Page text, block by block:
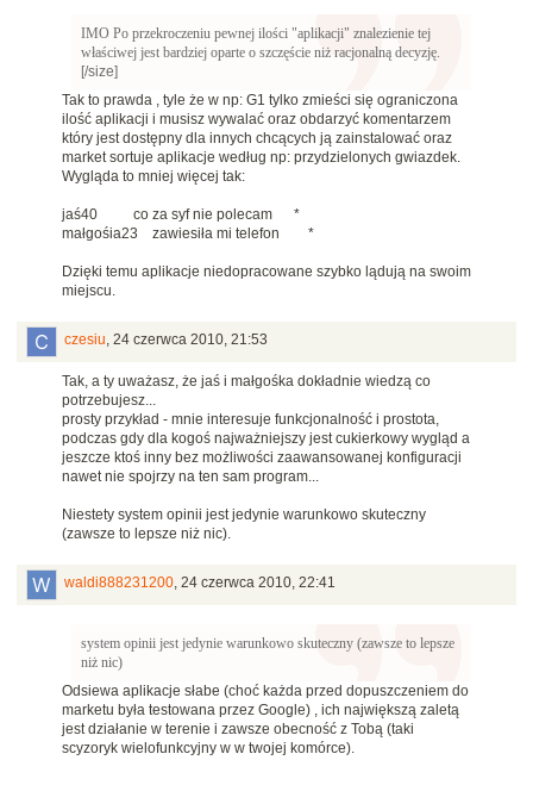
IMO Po przekroczeniu pewnej ilości "aplikacji" znalezienie tej
właściwej jest bardziej oparte o szczęście niż racjonalną decyzję.
[/size]
Tak to prawda , tyle że w np: G1 tylko zmieści się ograniczona
ilość aplikacji i musisz wywalać oraz obdarzyć komentarzem
który jest dostępny dla innych chcących ją zainstalować oraz
market sortuje aplikacje według np: przydzielonych gwiazdek.
Wygląda to mniej więcej tak:
jaś40 co za syf nie polecam *
małgośia23 zawiesiła mi telefon *
Dzięki temu aplikacje niedopracowane szybko lądują na swoim
miejscu.
czesiu, 24 czerwca 2010, 21:53
Tak, a ty uważasz, że jaś i małgośka dokładnie wiedzą co
potrzebujesz...
prosty przykład - mnie interesuje funkcjonalność i prostota,
podczas gdy dla kogoś najważniejszy jest cukierkowy wygląd a
jeszcze ktoś inny bez możliwości zaawansowanej konfiguracji
nawet nie spojrzy na ten sam program...
Niestety system opinii jest jedynie warunkowo skuteczny
(zawsze to lepsze niż nic).
waldi888231200, 24 czerwca 2010, 22:41
system opinii jest jedynie warunkowo skuteczny (zawsze to lepsze
niż nic)
Odsiewa aplikacje słabe (choć każda przed dopuszczeniem do
marketu była testowana przez Google) , ich największą zaletą
jest działanie w terenie i zawsze obecność z Tobą (taki
scyzoryk wielofunkcyjny w w twojej komórce).